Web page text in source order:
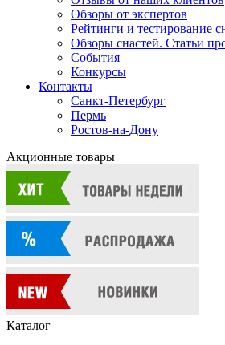
Обзоры от экспертов
Рейтинги и тестирование
Обзоры снастей. Статьи
События
Конкурсы
Контакты
Санкт-Петербург
Пермь
Ростов-на-Дону
Акционные товары
Каталог